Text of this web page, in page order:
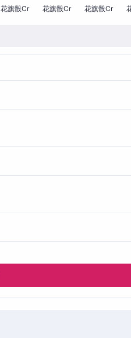
花旗骰Cr 花旗骰Cr 花旗骰Cr